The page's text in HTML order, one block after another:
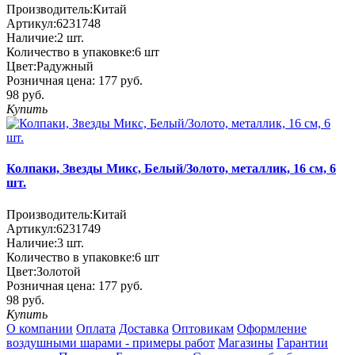
Производитель:Китай
Артикул:6231748
Наличие:2 шт.
Количество в упаковке:6 шт
Цвет:Радужный
Розничная цена: 177 руб.
98 руб.
Купить
Колпаки, Звезды Микс, Белый/Золото, металлик, 16 см, 6
шт.
Производитель:Китай
Артикул:6231749
Наличие:3 шт.
Количество в упаковке:6 шт
Цвет:Золотой
Розничная цена: 177 руб.
98 руб.
Купить
О компании Оплата Доставка Оптовикам Оформление
воздушными шарами - примеры работ Магазины Гарантии